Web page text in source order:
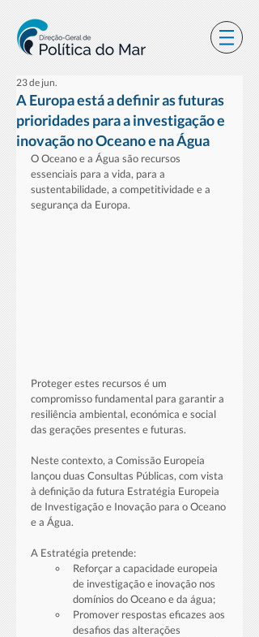
A Europa está a definir as futuras
prioridades para a investigação e
inovação no Oceano e na Água
23 de jun.
O Oceano e a Água são recursos
essenciais para a vida, para a
sustentabilidade, a competitividade e a
segurança da Europa.
Proteger estes recursos é um
compromisso fundamental para garantir a
resiliência ambiental, económica e social
das gerações presentes e futuras.
Neste contexto, a Comissão Europeia
lançou duas Consultas Públicas, com vista
à definição da futura Estratégia Europeia
de Investigação e Inovação para o Oceano
e a Água.
A Estratégia pretende:
Reforçar a capacidade europeia
de investigação e inovação nos
domínios do Oceano e da água;
Promover respostas eficazes aos
desafios das alterações